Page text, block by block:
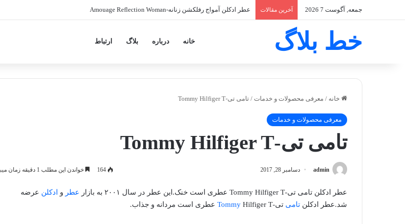
جمعه, آگوست 7 2026 آخرین مقالات عطر ادکلن آمواج رفلکشن زنانه-Amouage Reflection Woman
خط بلاگ خانه درباره بلاگ ارتباط
خانه / معرفی محصولات و خدمات / تامی تی-Tommy Hilfiger T
معرفی محصولات و خدمات
تامی تی-Tommy Hilfiger T
admin دسامبر 28, 2017 164 خواندن این مطلب 1 دقیقه زمان میبرد
عطر ادکلن تامی تی-Tommy Hilfiger T عطری است خنک.این عطر در سال ۲۰۰۱ به بازار عطر و ادکلن عرضه
شد.عطر ادکلن تامی تی- Tommy Hilfiger T عطری است مردانه و جذاب.